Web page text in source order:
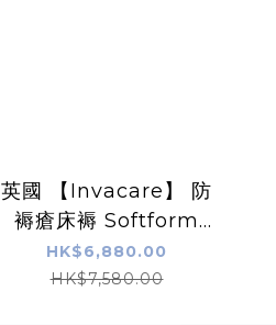
英國 【Invacare】 防
褥瘡床褥 Softform
Premier
HK$6,880.00
HK$7,580.00